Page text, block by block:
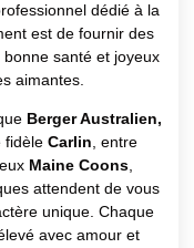
dédié à la
est de fournir des
santé et joyeux
aimantes.
Berger Australien,
fidèle Carlin, entre
Maine Coons,
attendent de vous
unique. Chaque
avec amour et